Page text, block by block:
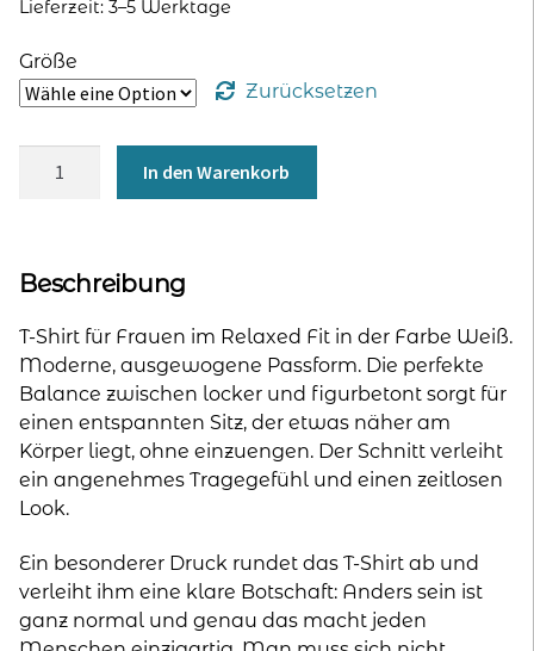
Lieferzeit: 3–5 Werktage
Größe
Zurücksetzen
für
in
Weiß
-
Print
"Clique"
Menge
In den Warenkorb
Beschreibung
T-Shirt für Frauen im Relaxed Fit in der Farbe Weiß.
Moderne, ausgewogene Passform. Die perfekte
Balance zwischen locker und figurbetont sorgt für
einen entspannten Sitz, der etwas näher am
Körper liegt, ohne einzuengen. Der Schnitt verleiht
ein angenehmes Tragegefühl und einen zeitlosen
Look.
Ein besonderer Druck rundet das T-Shirt ab und
verleiht ihm eine klare Botschaft: Anders sein ist
ganz normal und genau das macht jeden